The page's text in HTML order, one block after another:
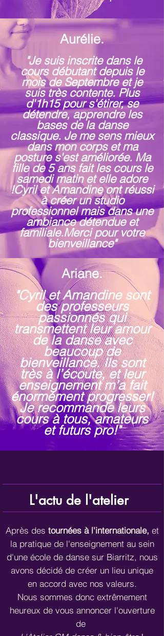
Aurélie.
"Je suis inscrite dans le
cours débutant depuis le
mois de Septembre et je
suis très contente. Plus
d'1h15 pour s'étirer, se
détendre, apprendre les
bases de la danse
classique. Je me sens mieux
dans mon corps et ma
posture s'est améliorée. Ma
fille de 5 ans fait les cours le
samedi matin et elle adore
!Cyril et Amandine ont réussi
à créer un studio
professionnel mais dans une
ambiance détendue et
familiale.Merci pour votre
bienveillance"
Ariane.
"Cyril et Amandine sont
des professeurs
passionnés qui
transmettent leur amour
de la danse avec
beaucoup de
bienveillance. Ils sont
très à l’écoute, et leur
enseignement m’a fait
énormément progresser!
Je recommande leurs
cours à tous, amateurs
et futurs pro!"
L'actu de l'atelier
Après des tournées à l'internationale, et
la pratique de l'enseignement au sein
d'une école de danse sur Biarritz, nous
avons décidé de créer un lieu unique
en accord avec nos valeurs.
Nous sommes donc extrêmement
heureux de vous annoncer l'ouverture
de